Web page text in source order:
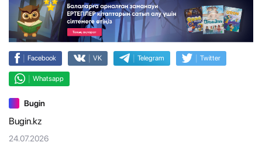
| Facebook | VK | Telegram | Twitter
| Whatsapp
Bugin
Bugin.kz
24.07.2026